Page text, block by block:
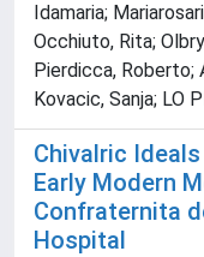
Idamaria;
Occhiuto, Rita;
Pierdicca, Roberto;
Kovacic, Sanja; LO
Chivalric
Early Modern
Confraternita
Hospital